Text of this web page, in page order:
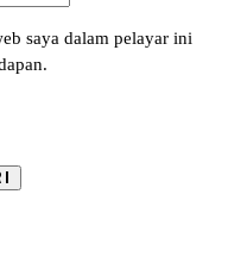
saya dalam pelayar ini